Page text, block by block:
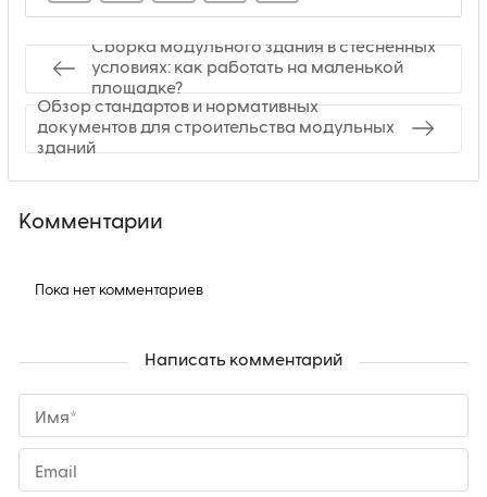
Сборка модульного здания в стесненных
условиях: как работать на маленькой
площадке?
Обзор стандартов и нормативных
документов для строительства модульных
зданий
Комментарии
Пока нет комментариев
Написать комментарий
Имя*
Email